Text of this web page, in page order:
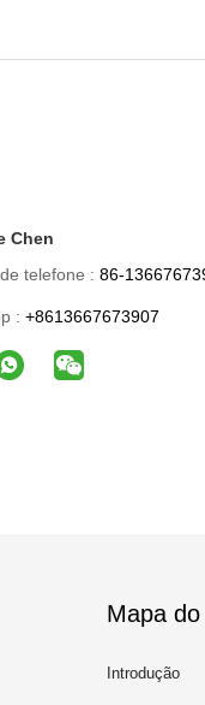
Chen
telefone : 86-
: +8613667673907
Mapa
Introdução